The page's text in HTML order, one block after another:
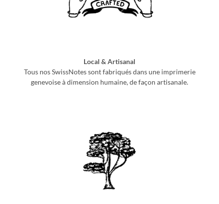
Local & Artisanal
Tous nos SwissNotes sont fabriqués dans une imprimerie
genevoise à dimension humaine, de façon artisanale.